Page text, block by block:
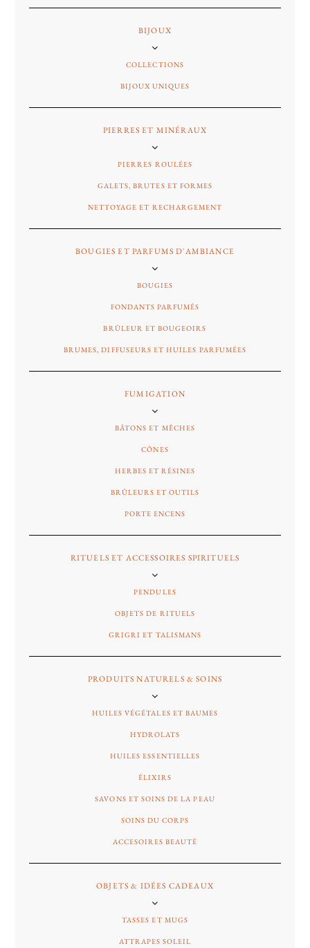
BIJOUX
COLLECTIONS
BIJOUX UNIQUES
PIERRES ET MINÉRAUX
PIERRES ROULÉES
GALETS, BRUTES ET FORMES
NETTOYAGE ET RECHARGEMENT
BOUGIES ET PARFUMS D'AMBIANCE
BOUGIES
FONDANTS PARFUMÉS
BRÛLEUR ET BOUGEOIRS
BRUMES, DIFFUSEURS ET HUILES PARFUMÉES
FUMIGATION
BÂTONS ET MÊCHES
CÔNES
HERBES ET RÉSINES
BRÛLEURS ET OUTILS
PORTE ENCENS
RITUELS ET ACCESSOIRES SPIRITUELS
PENDULES
OBJETS DE RITUELS
GRIGRI ET TALISMANS
PRODUITS NATURELS & SOINS
HUILES VÉGÉTALES ET BAUMES
HYDROLATS
HUILES ESSENTIELLES
ÉLIXIRS
SAVONS ET SOINS DE LA PEAU
SOINS DU CORPS
ACCESOIRES BEAUTÉ
OBJETS & IDÉES CADEAUX
TASSES ET MUGS
ATTRAPES SOLEIL